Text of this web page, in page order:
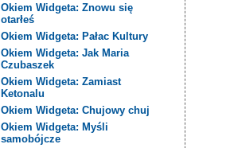
Okiem Widgeta: Znowu się
otarłeś
Okiem Widgeta: Pałac Kultury
Okiem Widgeta: Jak Maria
Czubaszek
Okiem Widgeta: Zamiast
Ketonalu
Okiem Widgeta: Chujowy chuj
Okiem Widgeta: Myśli
samobójcze